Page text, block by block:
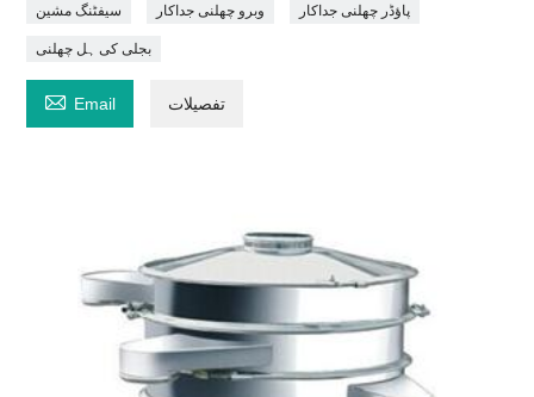
سیفٹنگ مشین وبرو چھلنی جداکار پاؤڈر چھلنی جداکار
بجلی کی ہل چھلنی
 Email تفصیلات